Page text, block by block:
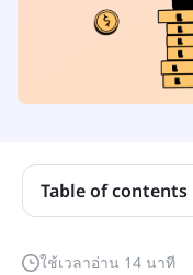
ใช้เวลาอ่าน 14 นาที
Table of contents
คุณสมบัติที่ควรมอง
เชนในภาพรวม